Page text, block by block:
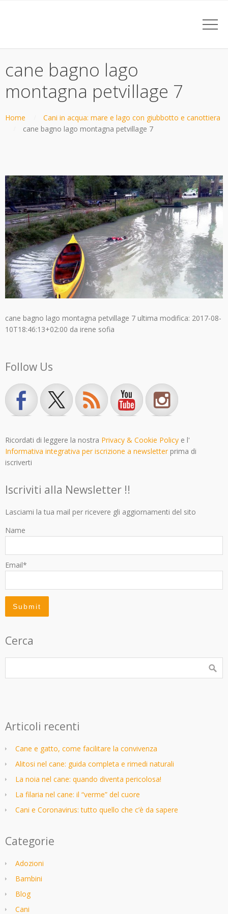
cane bagno lago
montagna petvillage 7
Home
Cani in acqua: mare e lago con giubbotto e canottiera
cane bagno lago montagna petvillage 7
cane bagno lago montagna petvillage 7 ultima modifica: 2017-08-
10T18:46:13+02:00 da irene sofia
Follow Us
Ricordati di leggere la nostra Privacy & Cookie Policy e l'
Informativa integrativa per iscrizione a newsletterprima di
iscriverti
Iscriviti alla Newsletter !!
Lasciami la tua mail per ricevere gli aggiornamenti del sito
Name
Email*
Cerca
Articoli recenti
Cane e gatto, come facilitare la convivenza
Alitosi nel cane: guida completa e rimedi naturali
La noia nel cane: quando diventa pericolosa!
La filaria nel cane: il “verme” del cuore
Cani e Coronavirus: tutto quello che c’è da sapere
Categorie
Adozioni
Bambini
Blog
Cani